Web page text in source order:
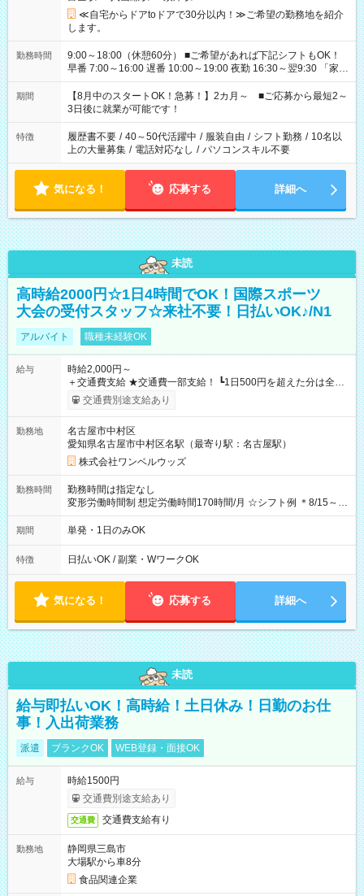
≪自宅からドアtoドアで30分以内！≫ご希望の勤務地を紹介
します。
勤務時間
9:00～18:00（休憩60分） ■ご希望があれば下記シフトもOK！
早番 7:00～16:00 遅番 10:00～19:00 夜勤 16:30～翌9:30 「家族
と休みを合わせたい」 「余裕を持って夕飯の準備がしたい」
「できれば残業はしたくない」 など、ご希望を教えてください
ね。 ※Wワーク希望の方へ 今ご覧のお仕事で希望する勤務時間
と、もう1つのお仕事の勤務時間。 合計で週40時間を超える場
合は応募できません。
期間
【8月中のスタートOK！急募！】2カ月～ ■ご応募から最短2～
3日後に就業が可能です！
特徴 履歴書不要 / 40～50代活躍中 / 服装自由 / シフト勤務 / 10名以
上の大量募集 / 電話対応なし / パソコンスキル不要
気になる！ 応募する 詳細へ
未読
高時給2000円☆1日4時間でOK！国際スポーツ
大会の受付スタッフ☆来社不要！日払いOK♪/N1
アルバイト 職種未経験OK
給与
時給2,000円～
＋交通費支給 ★交通費一部支給！ ┗1日500円を超えた分は全額
支給！ ※往復500円以内の方は自己負担となります ★日払い
OK！（規定あり） ┗働いたその日に現金GET♪ お仕事後はコン
期間なし
交通費別途支給あり
勤務地
名古屋市中村区
愛知県名古屋市中村区名駅（最寄り駅：名古屋駅）
株式会社ワンベルウッズ
勤務時間
勤務時間は指定なし
変形労働時間制 想定労働時間170時間/月 ☆シフト例 ＊8/15～
10/26 全日共通 08：00～12：00 17：00～21：00 ＊8/31
～9/19のみ下記シフトもあります！ 12：00～16：00 ＊9/6～
00
期間 単発・1日のみOK
特徴 日払いOK / 副業・WワークOK
気になる！ 応募する 詳細へ
未読
給与即払いOK！高時給！土日休み！日勤のお仕
事！入出荷業務
派遣 ブランクOK WEB登録・面接OK
給与
時給1500円
交通費別途支給あり
交通費 交通費支給有り
勤務地
静岡県三島市
大場駅から車8分
食品関連企業